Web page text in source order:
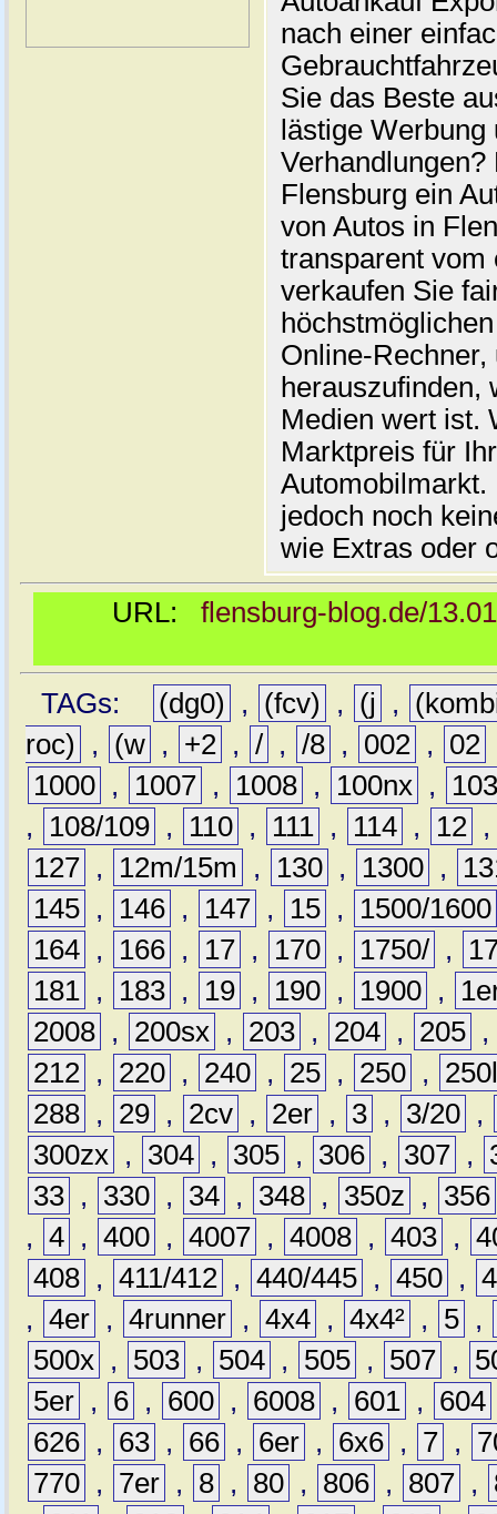
nach einer
Sie das Beste
lästige
Flensburg ein
von Autos in
transparent vom
verkaufen Sie
Online-
herauszufinden,
Medien wert ist.
Marktpreis für
jedoch noch
wie Extras oder
URL: flensburg-blog.de/
TAGs: (dg0) , (fcv) , (j ,
roc)
, (w , +2 , / , /8 , 002 , 02
1000 , 1007 , 1008 , 100nx ,
,
108/109 , 110 , 111 , 114 , 12
127 , 12m/15m , 130 , 1300 ,
145 , 146 , 147 , 15 ,
1500/1600
164 , 166 , 17 , 170 , 1750/ ,
181 , 183 , 19 , 190 , 1900 ,
2008 , 200sx , 203 , 204 , 205 ,
212 , 220 , 240 , 25 , 250 ,
288 , 29 , 2cv , 2er , 3 , 3/20 ,
300zx , 304 , 305 , 306 , 307 ,
33 , 330 , 34 , 348 , 350z ,
356
, 4 , 400 , 4007 , 4008 , 403 ,
408 , 411/412 , 440/445 , 450 ,
, 4er , 4runner , 4x4 , 4x4² , 5 ,
500x , 503 , 504 , 505 , 507 ,
5er , 6 , 600 , 6008 , 601 , 604
626 , 63 , 66 , 6er , 6x6 , 7 ,
770 , 7er , 8 , 80 , 806 , 807 ,